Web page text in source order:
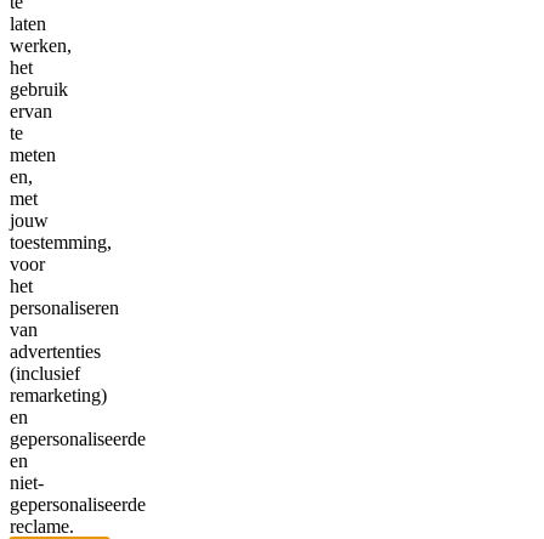
laten
werken,
het
gebruik
ervan
te
meten
en,
met
jouw
toestemming,
voor
het
personaliseren
van
advertenties
(inclusief
remarketing)
en
gepersonaliseerde
en
niet-
gepersonaliseerde
reclame.